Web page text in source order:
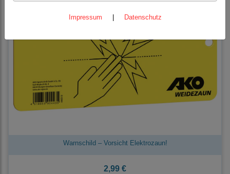
Warnschild – Vorsicht Elektrozaun!
2,99 €
Impressum Datenschutz